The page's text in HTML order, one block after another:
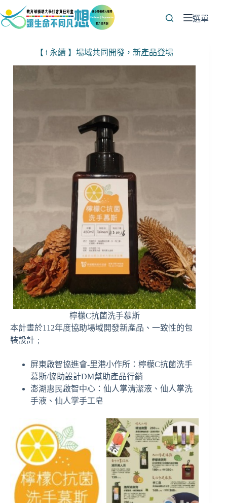
至
選單
【 i 永續 】場域共同開發，新產品登場
檸檬C抗菌洗手慕斯
本計畫於112年度協助場域開發新產品、一致性的包
裝設計﹔
屏東啟智協進會-里港小作所：檸檬C抗菌洗手
慕斯/協助設計DM幫助產品行銷
澎湖惠民啟智中心：仙人掌清潔液、仙人掌洗
手液、仙人掌手工皂